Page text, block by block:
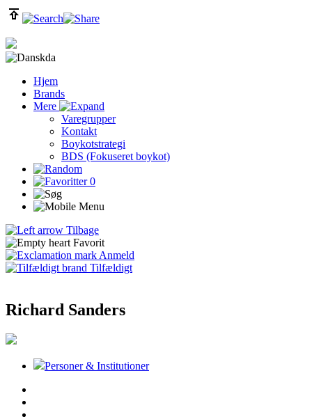
da
Hjem
Brands
Mere
Varegrupper
Kontakt
Boykotstrategi
BDS (Fokuseret boykot)
0
Tilbage
Favorit
Anmeld
Tilfældigt
Richard Sanders
Personer & Institutioner